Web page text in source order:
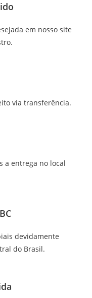
em nosso site
via transferência.
a entrega no local
devidamente
do Brasil.